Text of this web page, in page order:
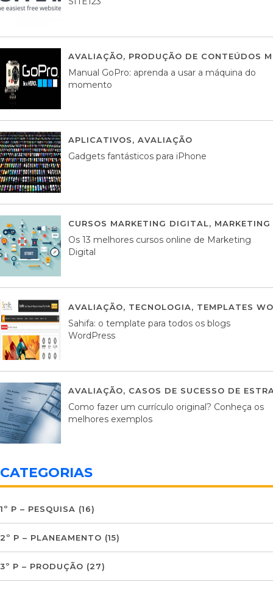
AVALIAÇÃO, PRODUÇÃO DE CONTEÚDOS
Manual GoPro: aprenda a usar a máquina do
momento
APLICATIVOS, AVALIAÇÃO
Gadgets fantásticos para iPhone
CURSOS MARKETING DIGITAL,
Os 13 melhores cursos online de Marketing
Digital
AVALIAÇÃO, TECNOLOGIA, TEMPLATES
Sahifa: o template para todos os blogs
WordPress
AVALIAÇÃO, CASOS DE SUCESSO DE
Como fazer um currículo original? Conheça os
melhores exemplos
CATEGORIAS
1º P – PESQUISA (16)
2º P – PLANEAMENTO (15)
3º P – PRODUÇÃO (27)